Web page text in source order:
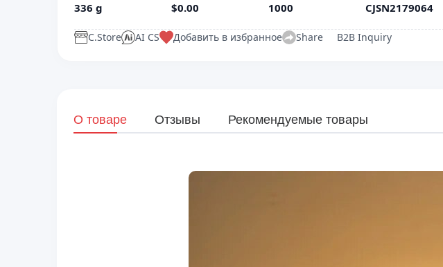
336 g $0.00 1000 CJSN2179064
C.Store AI CS Добавить в избранное Share B2B Inquiry
О товаре Отзывы Рекомендуемые товары